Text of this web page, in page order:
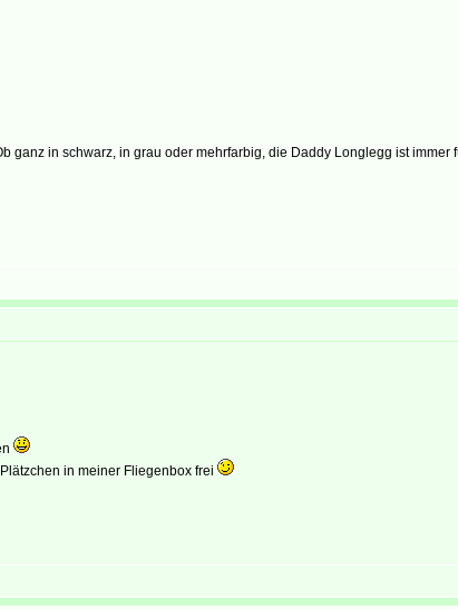
ganz in schwarz, in grau oder mehrfarbig, die Daddy Longlegg ist immer
in meiner Fliegenbox frei